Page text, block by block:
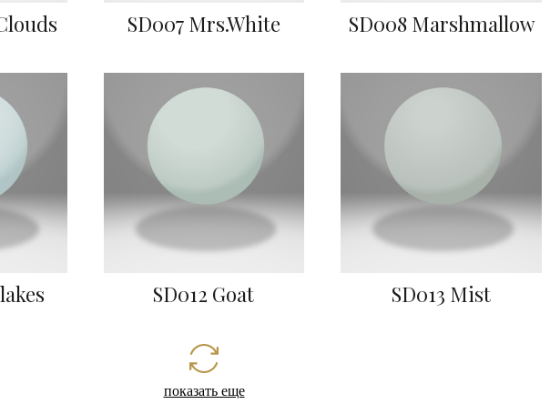
SD007 Mrs.White SD008 Marshmallow
SD012 Goat SD013 Mist
показать еще